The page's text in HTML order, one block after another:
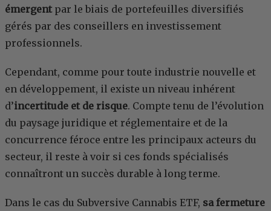
émergentpar le biais de portefeuilles diversifiés
gérés par des conseillers en investissement
professionnels.
Cependant, comme pour toute industrie nouvelle et
en développement, il existe un niveau inhérent
d’incertitude et de risque. Compte tenu de l’évolution
du paysage juridique et réglementaire et de la
concurrence féroce entre les principaux acteurs du
secteur, il reste à voir si ces fonds spécialisés
connaîtront un succès durable à long terme.
Dans le cas du Subversive Cannabis ETF, sa fermeture